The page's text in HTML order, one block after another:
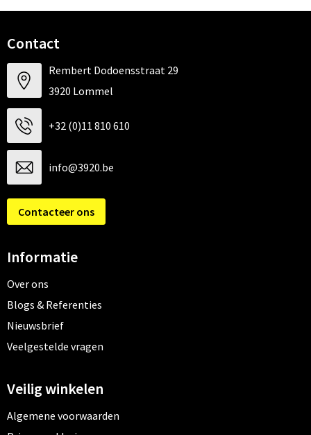
Contact
Rembert Dodoensstraat 29
3920 Lommel
+32 (0)11 810 610
info@3920.be
Contacteer ons
Informatie
Over ons
Blogs & Referenties
Nieuwsbrief
Veelgestelde vragen
Veilig winkelen
Algemene voorwaarden